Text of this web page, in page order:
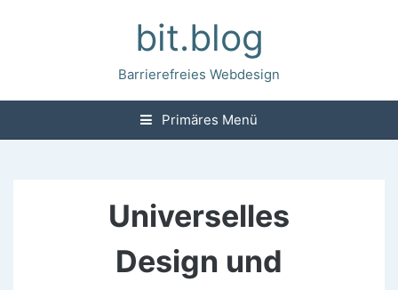
bit.blog
Barrierefreies Webdesign
Primäres Menü
Universelles
Design und